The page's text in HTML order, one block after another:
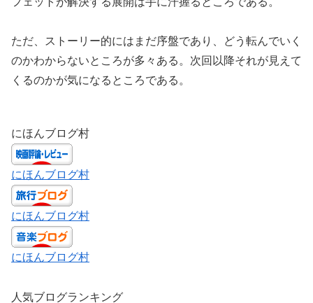
ただ、ストーリー的にはまだ序盤であり、どう転んでいく
のかわからないところが多々ある。次回以降それが見えて
くるのかが気になるところである。
にほんブログ村
にほんブログ村
にほんブログ村
にほんブログ村
人気ブログランキング